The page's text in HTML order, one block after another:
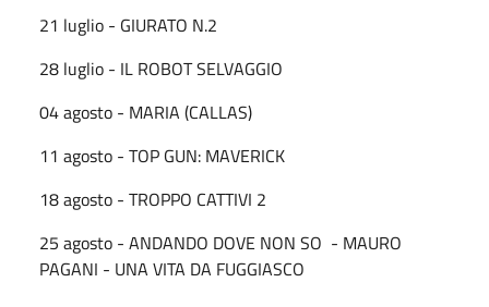
21 luglio - GIURATO N.2
28 luglio - IL ROBOT SELVAGGIO
04 agosto - MARIA (CALLAS)
11 agosto - TOP GUN: MAVERICK
18 agosto - TROPPO CATTIVI 2
25 agosto - ANDANDO DOVE NON SO - MAURO
PAGANI - UNA VITA DA FUGGIASCO